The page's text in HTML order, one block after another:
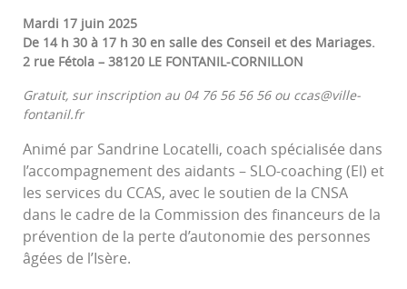
Mardi 17 juin 2025
De 14 h 30 à 17 h 30 en salle des Conseil et des Mariages.
2 rue Fétola – 38120 LE FONTANIL-CORNILLON
Gratuit, sur inscription au 04 76 56 56 56 ou ccas@ville-
fontanil.fr
Animé par Sandrine Locatelli, coach spécialisée dans
l’accompagnement des aidants – SLO-coaching (El) et
les services du CCAS, avec le soutien de la CNSA
dans le cadre de la Commission des financeurs de la
prévention de la perte d’autonomie des personnes
âgées de l’Isère.